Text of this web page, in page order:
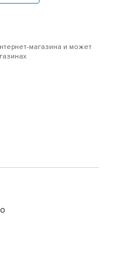
магазина и может